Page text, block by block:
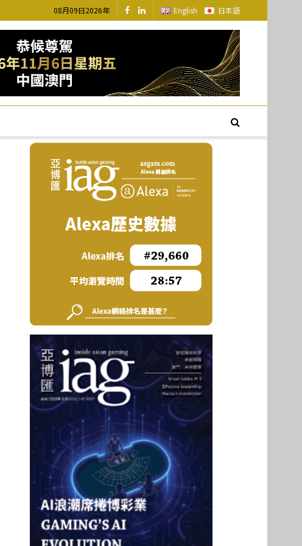
08月09日2026年 English 日本語